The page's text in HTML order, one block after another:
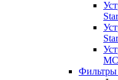
Фильтры